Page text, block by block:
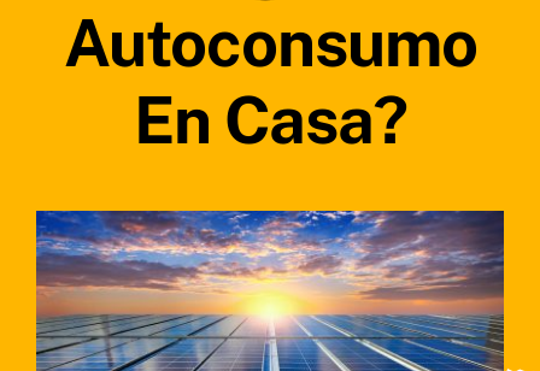
Autoconsumo
En Casa?